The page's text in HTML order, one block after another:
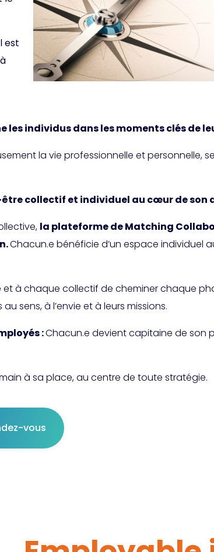
est
individus dans les moments clés de
la vie professionnelle et personnelle,
être collectif et individuel au cœur de son
la plateforme de Matching
Chacun.e bénéficie d’un espace individuel
à chaque collectif de cheminer chaque
sens, à l’envie et à leurs missions.
:Chacun.e devient capitaine de son
à sa place, au centre de toute stratégie.
vous